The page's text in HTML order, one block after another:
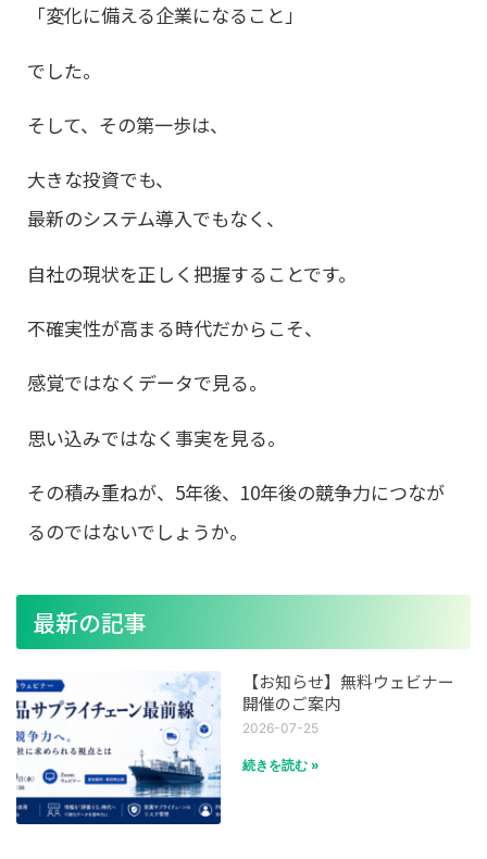
「変化に備える企業になること」
でした。
そして、その第一歩は、
大きな投資でも、
最新のシステム導入でもなく、
自社の現状を正しく把握することです。
不確実性が高まる時代だからこそ、
感覚ではなくデータで見る。
思い込みではなく事実を見る。
その積み重ねが、5年後、10年後の競争力につなが
るのではないでしょうか。
最新の記事
【お知らせ】無料ウェビナー
開催のご案内
2026-07-25
続きを読む »